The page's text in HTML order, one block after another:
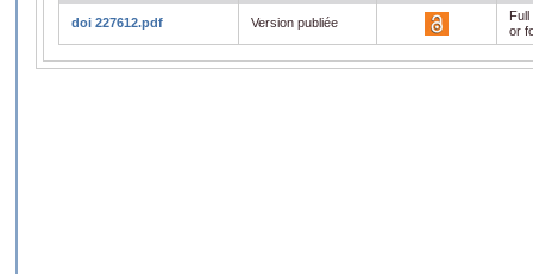
doi 227612.pdf Version publiée
or